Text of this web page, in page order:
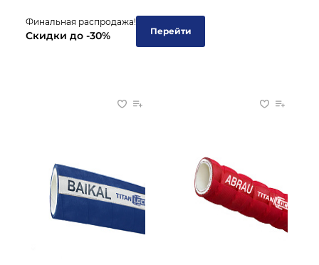
Финальная распродажа!
Скидки до -30% Перейти